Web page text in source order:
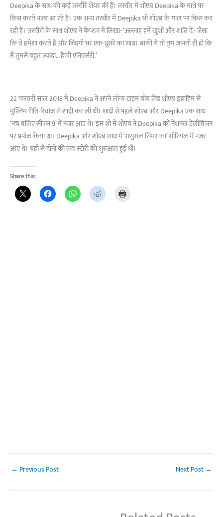
Deepika के साथ की कई तस्वीरें शेयर की हैं। तस्वीर में शोएब Deepika के माथे पर
किस करते नजर आ रहे हैं। एक अन्य तस्वीर में Deepika भी शोएब के गाल पर किस कर
रही हैं। तस्वीरों के साथ शोएब ने कैप्शन में लिखा- ‘अल्लाह हमें खुशी और शांति दें। जैसा
कि वे हमेशा करते हैं और जिंदगी भर एक-दूसरे का साथ। बाकी ये तो तुम जानती ही हो कि
मैं तुमसे बहुत ज्यादा… हैप्पी एनिवर्सरी.’
22 फरवरी साल 2018 में Deepika ने अपने लॉन्ग टाइम बॉय फ्रेंड शोएब इब्राहिम से
मुस्लिम रीति-रिवाज से शादी कर ली थी। शादी से पहले शोएब और Deepika एक साथ
‘नच बलिए सीजन 9’ में नजर आए थे। इस शो में शोएब ने Deepika को नेशनल टेलीविजन
पर प्रपोज किया था। Deepika और शोएब साथ में ‘ससुराल सिमर का’ सीरियल में नजर
आए थे। यही से दोनों की लव स्टोरी की शुरुआत हुई थी।
Share this:
← Previous Post Next Post →